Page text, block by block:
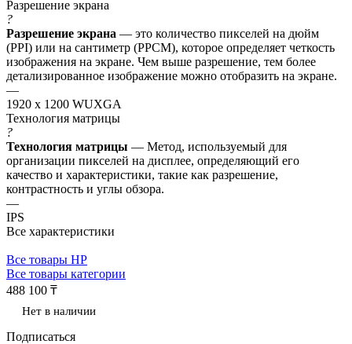
Разрешение экрана
?
Разрешение экрана — это количество пикселей на дюйм
(PPI) или на сантиметр (PPCM), которое определяет четкость
изображения на экране. Чем выше разрешение, тем более
детализированное изображение можно отобразить на экране.
—
1920 x 1200 WUXGA
Технология матрицы
?
Технология матрицы — Метод, используемый для
организации пикселей на дисплее, определяющий его
качество и характеристики, такие как разрешение,
контрастность и углы обзора.
—
IPS
Все характеристики
Все товары HP
Все товары категории
488 100 ₸
Нет в наличии
Подписаться